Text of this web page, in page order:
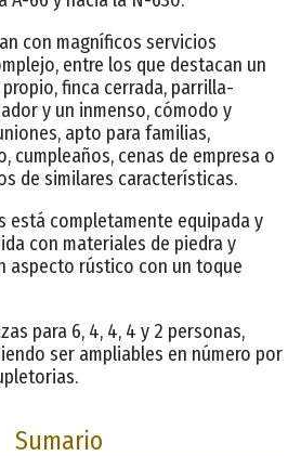
con magníficos servicios
entre los que destacan un
finca cerrada, parrilla-
y un inmenso, cómodo y
apto para familias,
cumpleaños, cenas de empresa o
de similares características.
está completamente equipada y
con materiales de piedra y
aspecto rústico con un toque
para 6, 4, 4, 4 y 2 personas,
ser ampliables en número por
Sumario